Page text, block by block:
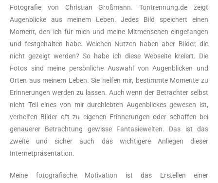
Fotografie von Christian Großmann. Tontrennung.de zeigt
Augenblicke aus meinem Leben. Jedes Bild speichert einen
Moment, den ich für mich und meine Mitmenschen eingefangen
und festgehalten habe. Welchen Nutzen haben aber Bilder, die
nicht gezeigt werden? So habe ich diese Webseite kreiert. Die
Fotos sind meine persönliche Auswahl von Augenblicken und
Orten aus meinem Leben. Sie helfen mir, bestimmte Momente zu
Erinnerungen werden zu lassen. Auch wenn der Betrachter selbst
nicht Teil eines von mir durchlebten Augenblickes gewesen ist,
verhelfen Bilder oft zu eigenen Erinnerungen oder schaffen bei
genauerer Betrachtung gewisse Fantasiewelten. Das ist das
zweite und sicher auch das wichtigere Anliegen dieser
Internetpräsentation.
Meine fotografische Motivation ist das Erstellen einer